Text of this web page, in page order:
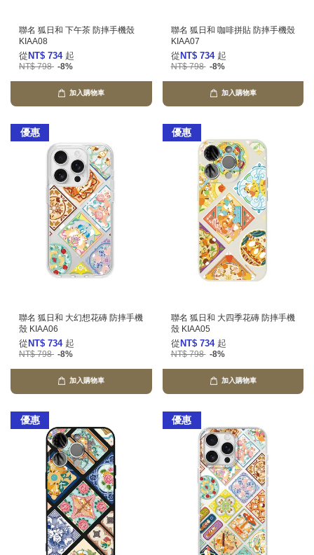
聯名 狐日和 下午茶 防摔手機殼
KIAA08
從 NT$ 734 起
NT$ 798 -8%
加入購物車
聯名 狐日和 咖啡拼貼 防摔手機殼
KIAA07
從 NT$ 734 起
NT$ 798 -8%
加入購物車
優惠
聯名 狐日和 大幻想花磚 防摔手機
殼 KIAA06
從 NT$ 734 起
NT$ 798 -8%
加入購物車
優惠
聯名 狐日和 大四季花磚 防摔手機
殼 KIAA05
從 NT$ 734 起
NT$ 798 -8%
加入購物車
優惠 優惠